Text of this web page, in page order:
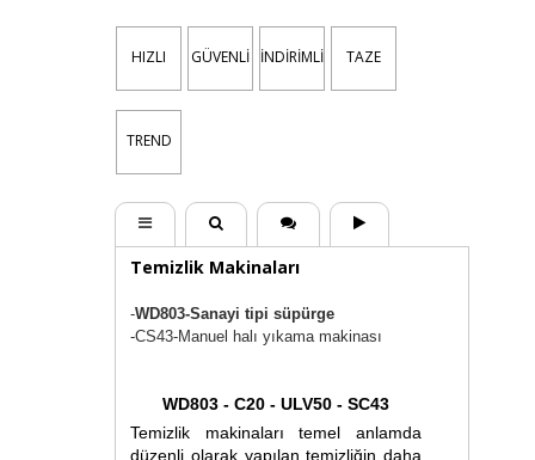
HIZLI GÜVENLİ İNDİRİMLİ TAZE
TREND
Temizlik Makinaları
-WD803-Sanayi tipi süpürge
-CS43-Manuel halı yıkama makinası
WD803 - C20 - ULV50 - SC43
Temizlik makinaları temel anlamda
düzenli olarak yapılan temizliğin daha